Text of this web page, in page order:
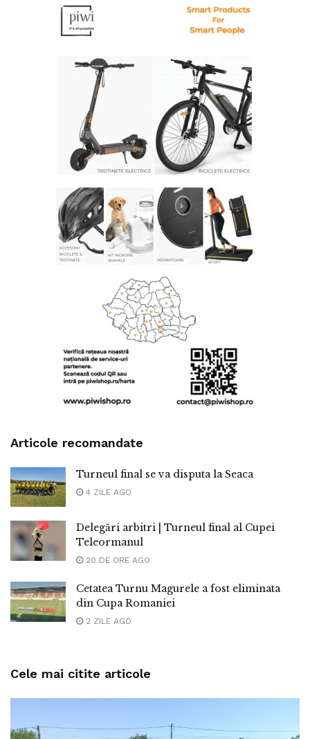
Articole recomandate
Turneul final se va disputa la Seaca
4 ZILE AGO
Delegări arbitri | Turneul final al Cupei
Teleormanul
20 DE ORE AGO
Cetatea Turnu Magurele a fost eliminata
din Cupa Romaniei
2 ZILE AGO
Cele mai citite articole